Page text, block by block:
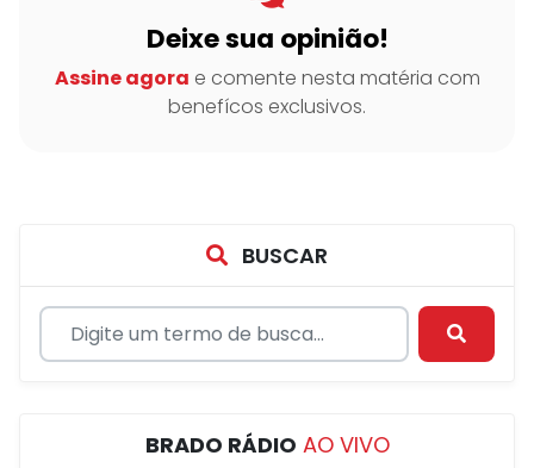
Deixe sua opinião!
Assine agora e comente nesta matéria com
benefícos exclusivos.
BUSCAR
BRADO RÁDIO AO VIVO